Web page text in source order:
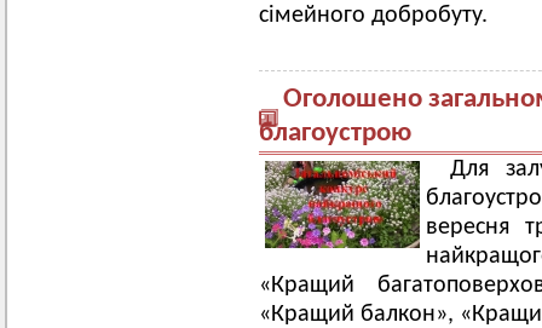
сімейного добробуту.
Оголошено
благоустрою
Для
вересня
«Кращий
«Кращий балкон»,